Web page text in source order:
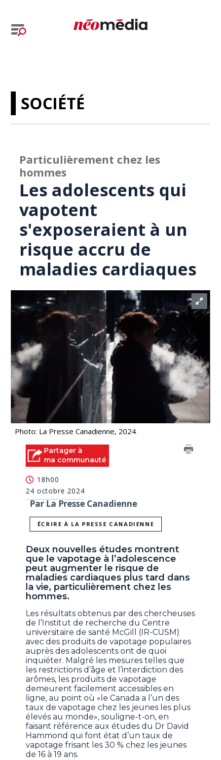
SOCIÉTÉ
Particulièrement chez les
hommes
Les adolescents qui
vapotent
s'exposeraient à un
risque accru de
maladies cardiaques
Photo: La Presse Canadienne, 2024
Partager à
ma communauté
18h00
24 octobre 2024
Par La Presse Canadienne
ÉCRIRE À LA PRESSE CANADIENNE
Deux nouvelles études montrent
que le vapotage à l’adolescence
peut augmenter le risque de
maladies cardiaques plus tard dans
la vie, particulièrement chez les
hommes.
Les résultats obtenus par des chercheuses
de l’Institut de recherche du Centre
universitaire de santé McGill (IR-CUSM)
avec des produits de vapotage populaires
auprès des adolescents ont de quoi
inquiéter. Malgré les mesures telles que
les restrictions d’âge et l’interdiction des
arômes, les produits de vapotage
demeurent facilement accessibles en
ligne, au point où «le Canada a l’un des
taux de vapotage chez les jeunes les plus
élevés au monde», souligne-t-on, en
faisant référence aux études du Dr David
Hammond qui font état d’un taux de
vapotage frisant les 30 % chez les jeunes
de 16 à 19 ans.